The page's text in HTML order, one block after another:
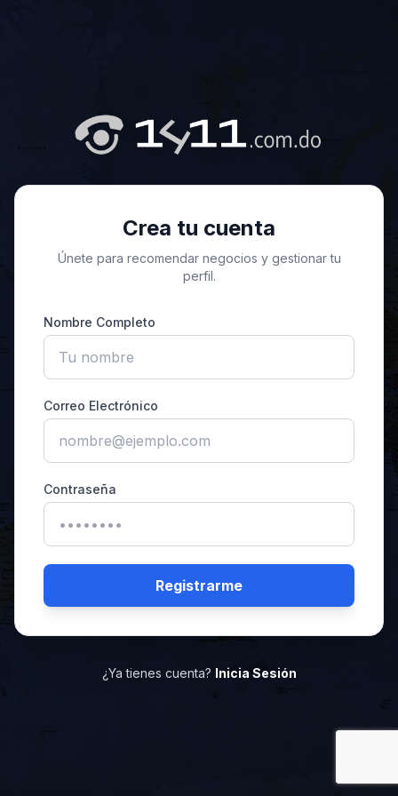
Crea tu cuenta
Únete para recomendar negocios y gestionar tu
perfil.
Nombre Completo
Correo Electrónico
Contraseña
Registrarme
¿Ya tienes cuenta? Inicia Sesión